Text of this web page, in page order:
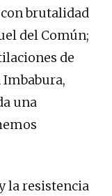
brutalidad
del Común;
de
una
la resistencia